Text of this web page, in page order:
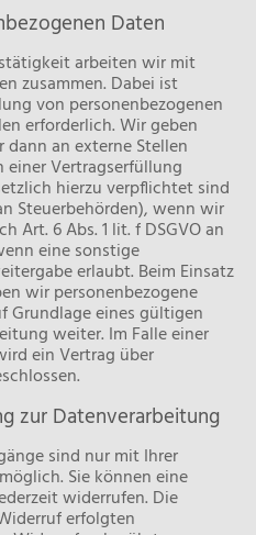
Daten
arbeiten wir mit
zusammen. Dabei ist
von personenbezogenen
erforderlich. Wir geben
an externe Stellen
Vertragserfüllung
hierzu verpflichtet sind
Steuerbehörden), wenn wir
Art. 6 Abs. 1 lit. f DSGVO an
eine sonstige
erlaubt. Beim Einsatz
wir personenbezogene
Grundlage eines gültigen
weiter. Im Falle einer
ein Vertrag über
zur Datenverarbeitung
sind nur mit Ihrer
Sie können eine
widerrufen. Die
erfolgten